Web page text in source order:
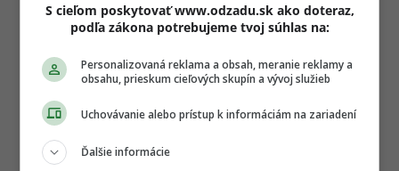
S cieľom poskytovať www.odzadu.sk ako doteraz,
podľa zákona potrebujeme tvoj súhlas na:
Personalizovaná reklama a obsah, meranie reklamy a
obsahu, prieskum cieľových skupín a vývoj služieb
Uchovávanie alebo prístup k informáciám na zariadení
Ďalšie informácie